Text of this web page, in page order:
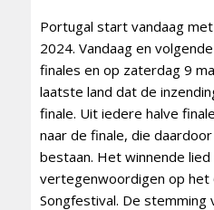
Portugal start vandaag met
2024. Vandaag en
finales en op zaterdag 9
laatste land dat de
finale. Uit iedere halve
naar de finale, die
bestaan. Het winnende
vertegenwoordigen op het
Songfestival. De stemming